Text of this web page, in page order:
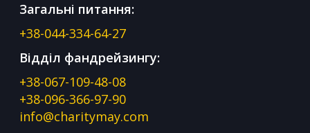
Загальні питання:
+38-044-334-64-27
Відділ фандрейзингу:
+38-067-109-48-08
+38-096-366-97-90
info@charitymay.com